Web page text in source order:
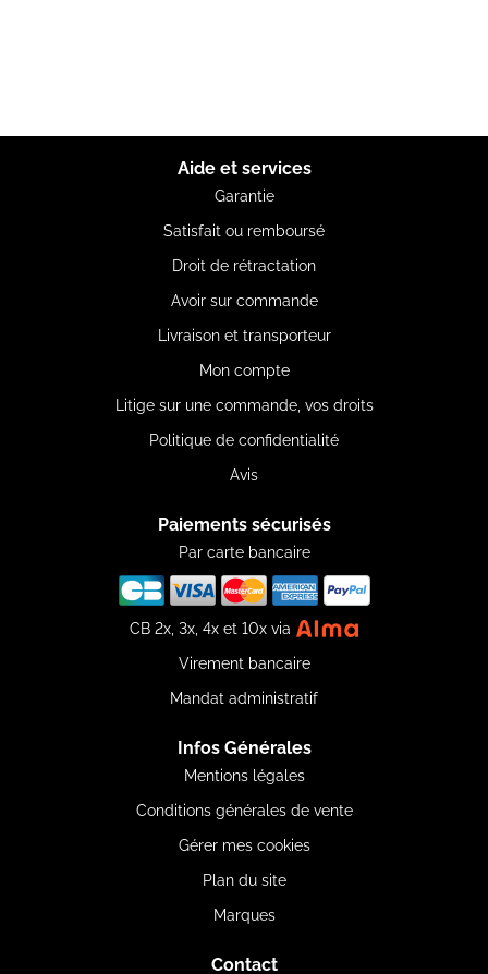
Aide et services
Garantie
Satisfait ou remboursé
Droit de rétractation
Avoir sur commande
Livraison et transporteur
Mon compte
Litige sur une commande, vos droits
Politique de confidentialité
Avis
Paiements sécurisés
Par carte bancaire
CB 2x, 3x, 4x et 10x via
Virement bancaire
Mandat administratif
Infos Générales
Mentions légales
Conditions générales de vente
Gérer mes cookies
Plan du site
Marques
Contact